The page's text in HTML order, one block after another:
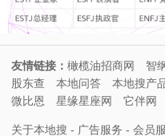
友情链接： 橄榄油招商网 智
股东查
本地问答 本地搜产
微比恩
星缘星座网 它伴网
关于本地搜 - 广告服务 - 会员